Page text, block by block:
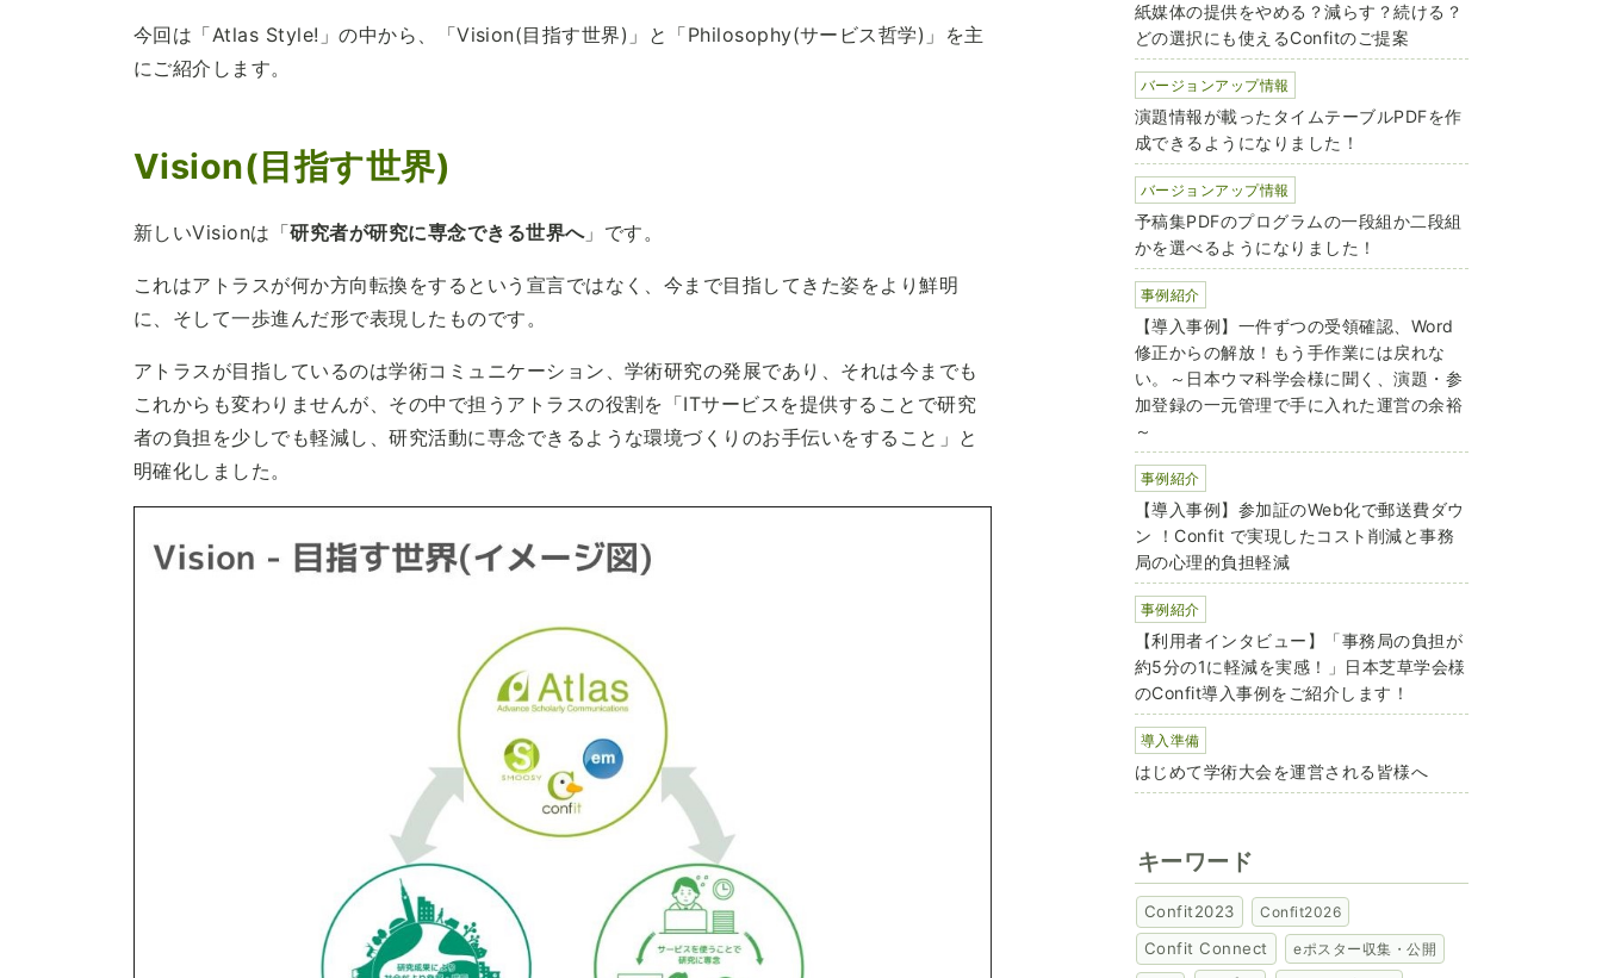
今回は「Atlas Style!」の中から、「Vision(目指す世界)」と「Philosophy(サービス哲学)」を主
にご紹介します。
Vision(目指す世界)
新しいVisionは「研究者が研究に専念できる世界へ」です。
これはアトラスが何か方向転換をするという宣言ではなく、今まで目指してきた姿をより鮮明
に、そして一歩進んだ形で表現したものです。
アトラスが目指しているのは学術コミュニケーション、学術研究の発展であり、それは今までも
これからも変わりませんが、その中で担うアトラスの役割を「ITサービスを提供することで研究
者の負担を少しでも軽減し、研究活動に専念できるような環境づくりのお手伝いをすること」と
明確化しました。
紙媒体の提供をやめる？減らす？続ける？
どの選択にも使えるConfitのご提案
バージョンアップ情報
演題情報が載ったタイムテーブルPDFを作
成できるようになりました！
バージョンアップ情報
予稿集PDFのプログラムの一段組か二段組
かを選べるようになりました！
事例紹介
【導入事例】一件ずつの受領確認、Word
修正からの解放！もう手作業には戻れな
い。～日本ウマ科学会様に聞く、演題・参
加登録の一元管理で手に入れた運営の余裕
～
事例紹介
【導入事例】参加証のWeb化で郵送費ダウ
ン ！Confit で実現したコスト削減と事務
局の心理的負担軽減
事例紹介
【利用者インタビュー】「事務局の負担が
約5分の1に軽減を実感！」日本芝草学会様
のConfit導入事例をご紹介します！
導入準備
はじめて学術大会を運営される皆様へ
キーワード
Confit2023 Confit2026
Confit Connect eポスター収集・公開